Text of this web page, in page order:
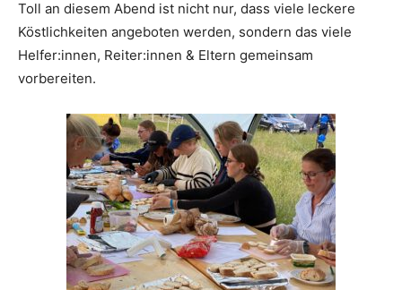
Toll an diesem Abend ist nicht nur, dass viele leckere
Köstlichkeiten angeboten werden, sondern das viele
Helfer:innen, Reiter:innen & Eltern gemeinsam
vorbereiten.